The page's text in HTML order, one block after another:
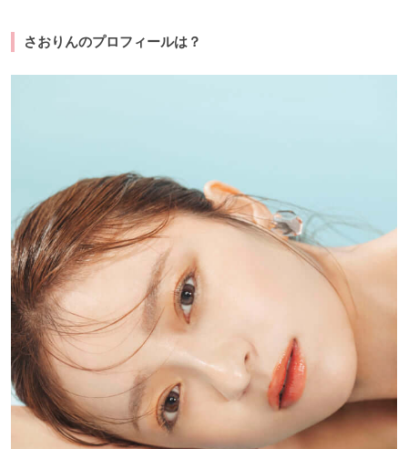
さおりんのプロフィールは？